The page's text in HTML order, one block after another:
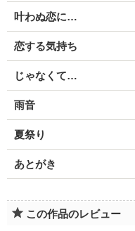
叶わぬ恋に…
恋する気持ち
じゃなくて…
雨音
夏祭り
あとがき
この作品のレビュー